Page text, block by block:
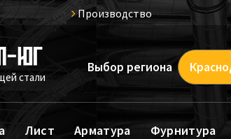
Производство
стали
Выбор региона
Лист Арматура Фурнитура